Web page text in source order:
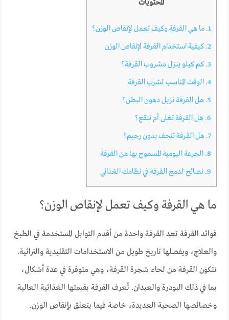
المحتويات
1. ما هي القرفة وكيف تعمل لإنقاص الوزن؟
2. كيفية استخدام القرفة لإنقاص الوزن
3. كم كيلو ينزل مشروب القرفة؟
4. الوقت المناسب لشرب القرفة
5. هل القرفة تزيل دهون البطن؟
6. هل القرفة تغلى أم تنقع؟
7. هل القرفة تنحف بدون رجيم؟
8. الجرعة اليومية المسموح بها من القرفة
9. نصائح لدمج القرفة في نظامك الغذائي
ما هي القرفة وكيف تعمل لإنقاص الوزن؟
فوائد القرفة تعد القرفة واحدة من أقدم التوابل المستخدمة في الطبخ
والعلاج، ويفصلها تاريخ طويل من الاستخدامات التقليدية والتراثية.
تتكون القرفة من لحاء شجرة القرفة، وهي متوفرة في عدة أشكال،
بما في ذلك البودرة والعيدان. تُعرف القرفة بقيمتها الغذائية العالية
وخصائصها الصحية العديدة، خاصة فيما يتعلق بإنقاص الوزن.